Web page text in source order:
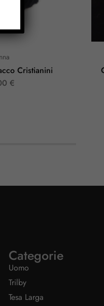
Cristianini
€
Categorie
Uomo
Trilby
Tesa Larga